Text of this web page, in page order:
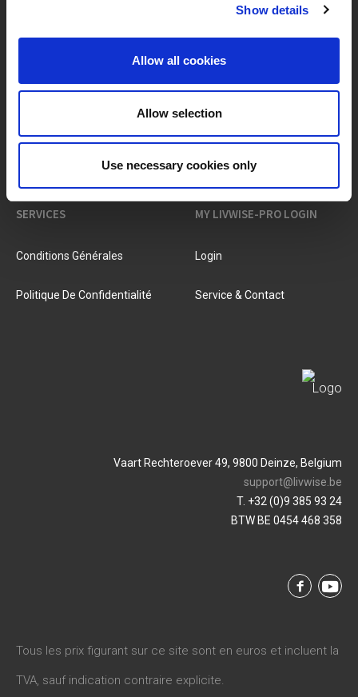
Show details
Allow all cookies
Allow selection
Use necessary cookies only
Marques
Nouveaux Produits
À Propos De Nous
Offres D'emploi
SERVICES
Conditions Générales
Politique De Confidentialité
MY LIVWISE-PRO LOGIN
Login
Service & Contact
Vaart Rechteroever 49, 9800 Deinze, Belgium
support@livwise.be
T. +32 (0)9 385 93 24
BTW BE 0454 468 358
Tous les prix figurant sur ce site sont en euros et incluent la
TVA, sauf indication contraire explicite.